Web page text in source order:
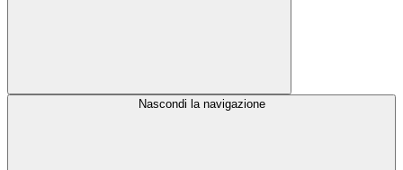
Nascondi la navigazione